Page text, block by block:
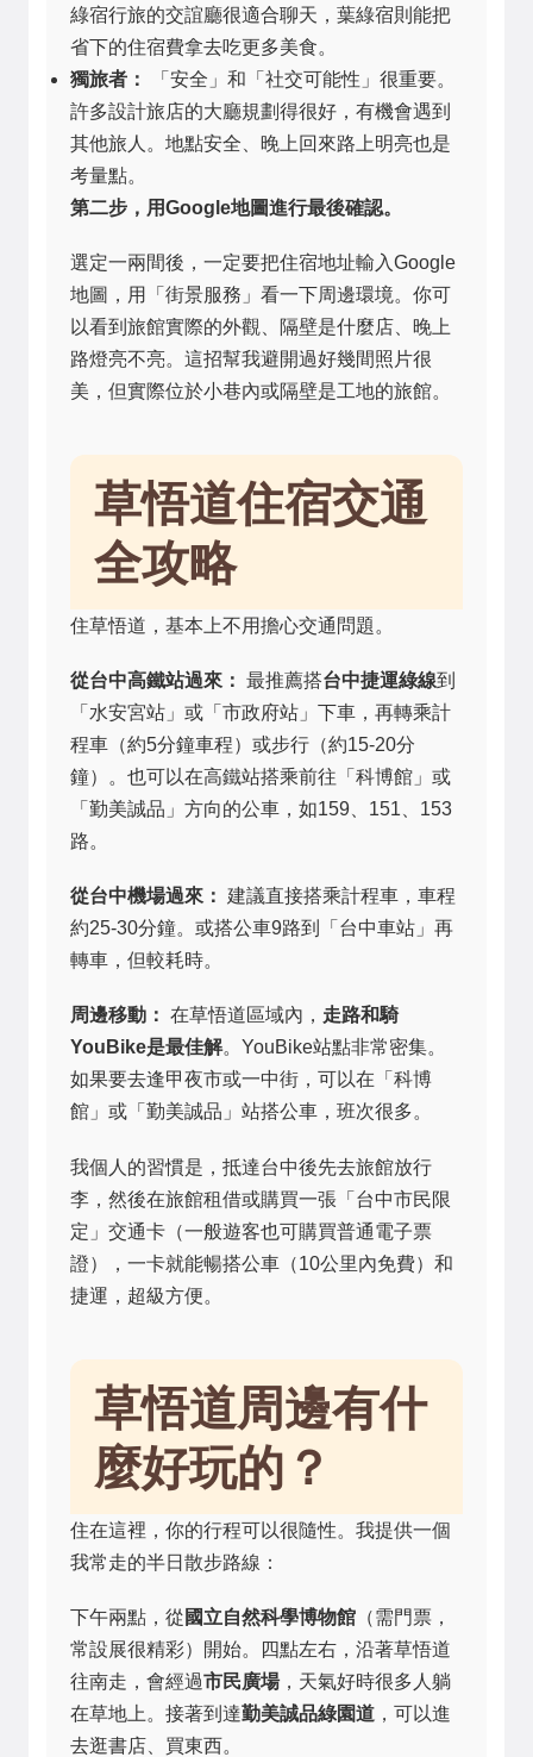
綠宿行旅的交誼廳很適合聊天，葉綠宿則能把
省下的住宿費拿去吃更多美食。
獨旅者：
「安全」和「社交可能性」很重要。
許多設計旅店的大廳規劃得很好，有機會遇到
其他旅人。地點安全、晚上回來路上明亮也是
考量點。
第二步，用Google地圖進行最後確認。
選定一兩間後，一定要把住宿地址輸入Google
地圖，用「街景服務」看一下周邊環境。你可
以看到旅館實際的外觀、隔壁是什麼店、晚上
路燈亮不亮。這招幫我避開過好幾間照片很
美，但實際位於小巷內或隔壁是工地的旅館。
草悟道住宿交通
全攻略
住草悟道，基本上不用擔心交通問題。
從台中高鐵站過來： 最推薦搭台中捷運綠線到
「水安宮站」或「市政府站」下車，再轉乘計
程車（約5分鐘車程）或步行（約15-20分
鐘）。也可以在高鐵站搭乘前往「科博館」或
「勤美誠品」方向的公車，如159、151、153
路。
從台中機場過來： 建議直接搭乘計程車，車程
約25-30分鐘。或搭公車9路到「台中車站」再
轉車，但較耗時。
周邊移動： 在草悟道區域內， 走路和騎
YouBike是最佳解。YouBike站點非常密集。
如果要去逢甲夜市或一中街，可以在「科博
館」或「勤美誠品」站搭公車，班次很多。
我個人的習慣是，抵達台中後先去旅館放行
李，然後在旅館租借或購買一張「台中市民限
定」交通卡（一般遊客也可購買普通電子票
證），一卡就能暢搭公車（10公里內免費）和
捷運，超級方便。
草悟道周邊有什
麼好玩的？
住在這裡，你的行程可以很隨性。我提供一個
我常走的半日散步路線：
下午兩點，從 國立自然科學博物館 （需門票，
常設展很精彩）開始。四點左右，沿著草悟道
往南走，會經過市民廣場，天氣好時很多人躺
在草地上。接著到達勤美誠品綠園道 ，可以進
去逛書店、買東西。